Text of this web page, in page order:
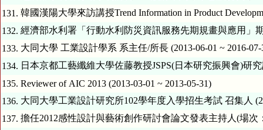
131. 韓國漢陽大學來訪講授Trend Information in Product
132. 經濟部水利署「行動水利防災資訊服務先期規畫與應用」
133. 大同大學 工業設計學系 系主任/所長 (2013-06-01 ~ 2016-07-
134. 日本京都工藝纖維大學佐藤教授JSPS(日本研究振興會)研
135.
Reviewer of AIC 2013 (2013-03-01 ~ 2013-05-31)
136. 大同大學工業設計研究所102學年度入學招生考試 召集人
137. 擔任2012感性設計與藝術創作研討會論文發表主持人(場次